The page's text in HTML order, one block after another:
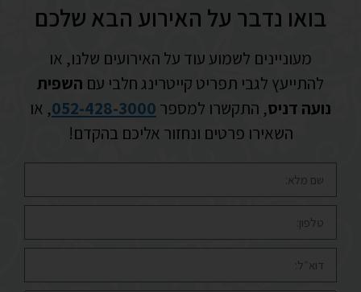
בואו נדבר על האירוע הבא שלכם
מעוניינים לשמוע עוד על האירועים שלנו, או
להתייעץ לגבי תפריט קייטרינג חלבי עם השפית
נועה דניס, התקשרו למספר 052-428-3000, או
השאירו פרטים ונחזור אליכם בהקדם!